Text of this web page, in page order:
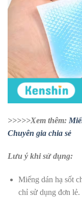
>>>>>Xem thêm:
Chuyên gia chia sẻ
Lưu ý khi sử dụng:
Miếng dán hạ sốt
chỉ sử dụng đơn